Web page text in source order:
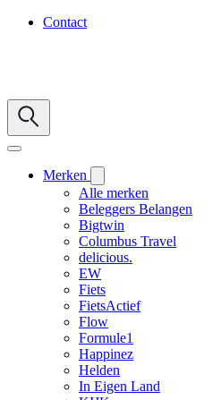
Contact
Merken
Alle merken
Beleggers Belangen
Bigtwin
Columbus Travel
delicious.
EW
Fiets
FietsActief
Flow
Formule1
Happinez
Helden
In Eigen Land